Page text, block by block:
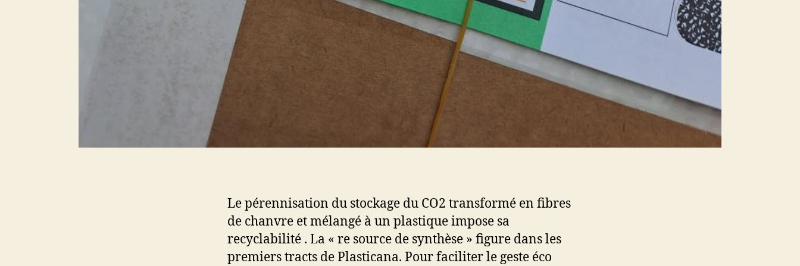
Le pérennisation du stockage du CO2 transformé en fibres
de chanvre et mélangé à un plastique impose sa
recyclabilité . La « re source de synthèse » figure dans les
premiers tracts de Plasticana. Pour faciliter le geste éco